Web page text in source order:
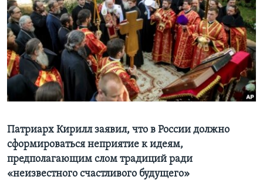
Learning English
СОЦИАЛЬНЫЕ СЕТИ
Патриарх Кирилл заявил, что в России должно
сформироваться неприятие к идеям,
предполагающим слом традиций ради
«неизвестного счастливого будущего»